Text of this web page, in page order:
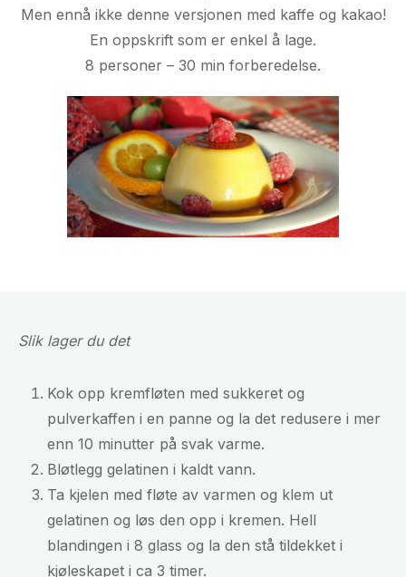
Men ennå ikke denne versjonen med kaffe og kakao!
En oppskrift som er enkel å lage.
8 personer – 30 min forberedelse.
Slik lager du det
Kok opp kremfløten med sukkeret og
pulverkaffen i en panne og la det redusere i mer
enn 10 minutter på svak varme.
Bløtlegg gelatinen i kaldt vann.
Ta kjelen med fløte av varmen og klem ut
gelatinen og løs den opp i kremen. Hell
blandingen i 8 glass og la den stå tildekket i
kjøleskapet i ca 3 timer.